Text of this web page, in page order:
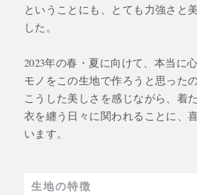
ということにも、とても力強さと
した。
2023年の春・夏に向けて、本当に
モノをこの生地で作ろうと思ったの
こうした美しさを感じながら、着
衣を纏う日々に関われることに、
います。
生地の特徴